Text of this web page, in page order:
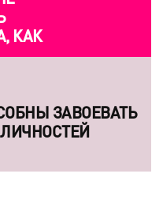
КАК
ЗАВОЕВАТЬ